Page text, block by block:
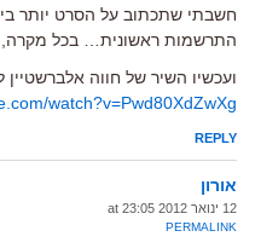
חשבתי שתכתוב על הסרט יותר
התרשמות ראשונית… בכל
ועכשיו השיר של חווה
watch?v=Pwd80XdZwXg
REPLY
אורון
12 ינואר 2012 at 23:05
PERMALINK